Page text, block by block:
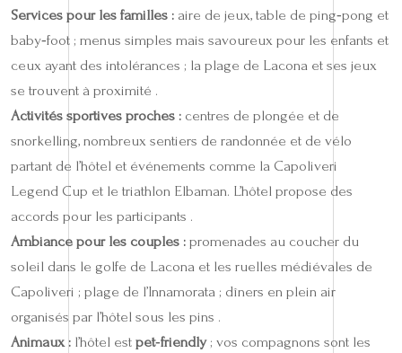
Services pour les familles : aire de jeux, table de ping‑pong et
baby‑foot ; menus simples mais savoureux pour les enfants et
ceux ayant des intolérances ; la plage de Lacona et ses jeux
se trouvent à proximité .
Activités sportives proches : centres de plongée et de
snorkelling, nombreux sentiers de randonnée et de vélo
partant de l’hôtel et événements comme la Capoliveri
Legend Cup et le triathlon Elbaman. L’hôtel propose des
accords pour les participants .
Ambiance pour les couples : promenades au coucher du
soleil dans le golfe de Lacona et les ruelles médiévales de
Capoliveri ; plage de l’Innamorata ; dîners en plein air
organisés par l’hôtel sous les pins .
Animaux : l’hôtel est pet‑friendly; vos compagnons sont les